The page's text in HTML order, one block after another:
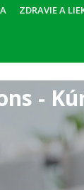
ZDRAVIE A
-